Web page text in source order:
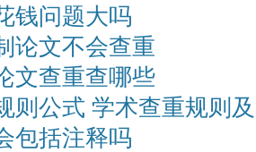
钱问题大吗
论文不会查重
文查重查哪些
则公式 学术查重规则
包括注释吗